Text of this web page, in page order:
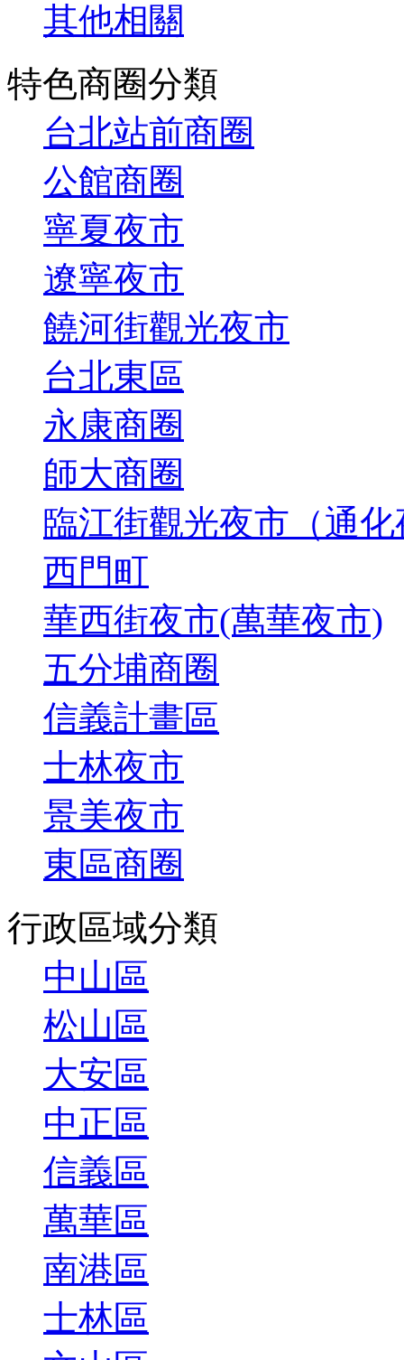
其他相關
特色商圈分類
台北站前商圈
公館商圈
寧夏夜市
遼寧夜市
饒河街觀光夜市
台北東區
永康商圈
師大商圈
臨江街觀光夜市（通
西門町
華西街夜市(萬華夜市)
五分埔商圈
信義計畫區
士林夜市
景美夜市
東區商圈
行政區域分類
中山區
松山區
大安區
中正區
信義區
萬華區
南港區
士林區